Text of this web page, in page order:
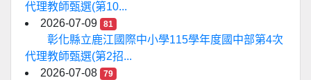
代理教師甄選(第10...
2026-07-09
81
彰化縣立鹿江國際中小學115學年度國中部第4次
代理教師甄選(第2招...
2026-07-08
79